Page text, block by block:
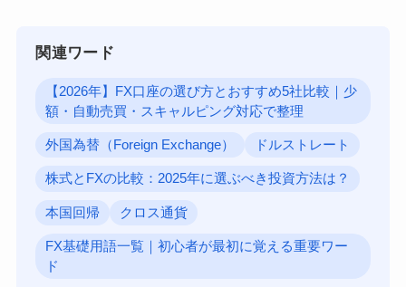
関連ワード
【2026年】FX口座の選び方とおすすめ5社比較｜少
額・自動売買・スキャルピング対応で整理
外国為替（Foreign Exchange） ドルストレート
株式とFXの比較：2025年に選ぶべき投資方法は？
本国回帰 クロス通貨
FX基礎用語一覧｜初心者が最初に覚える重要ワー
ド